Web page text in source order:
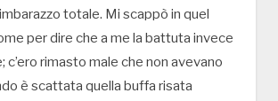
totale. Mi scappò in quel
per dire che a me la battuta invece
c’ero rimasto male che non avevano
è scattata quella buffa risata